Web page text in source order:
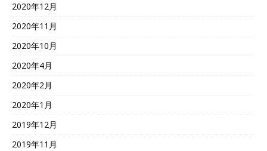
2020年12月
2020年11月
2020年10月
2020年4月
2020年2月
2020年1月
2019年12月
2019年11月